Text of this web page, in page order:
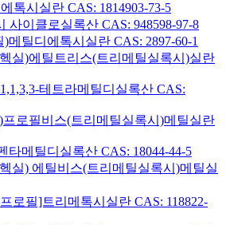
톡시실란 CAS: 1814903-73-5
사이클로실록산 CAS: 948598-97-8
메틸디에톡시실란 CAS: 2897-60-1
실)에틸트리스(트리메틸실록시)실란
테트라메틸디실록산 CAS:
프로필비스(트리메틸실록시)메틸실란
타메틸디실록산 CAS: 18044-44-5
실) 에틸비스(트리메틸실록시)메틸실
로필]트리메톡시실란 CAS: 118822-